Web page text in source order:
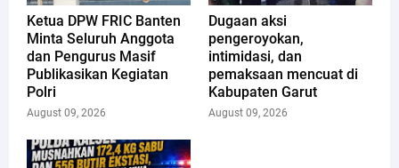
Ketua DPW FRIC Banten
Minta Seluruh Anggota
dan Pengurus Masif
Publikasikan Kegiatan
Polri
August 09, 2026
Dugaan aksi
pengeroyokan,
intimidasi, dan
pemaksaan mencuat di
Kabupaten Garut
August 09, 2026